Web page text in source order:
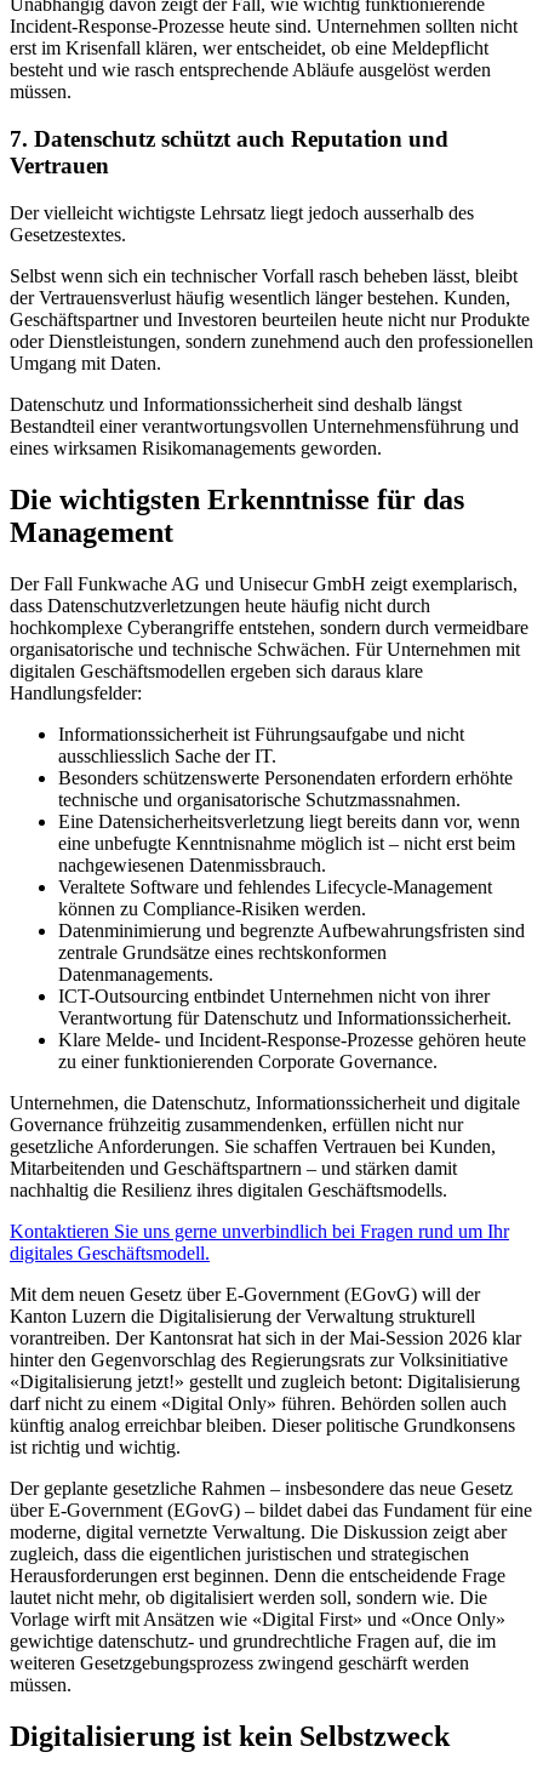
Unabhängig davon zeigt der Fall, wie wichtig funktionierende
Incident-Response-Prozesse heute sind. Unternehmen sollten nicht
erst im Krisenfall klären, wer entscheidet, ob eine Meldepflicht
besteht und wie rasch entsprechende Abläufe ausgelöst werden
müssen.
7. Datenschutz schützt auch Reputation und
Vertrauen
Der vielleicht wichtigste Lehrsatz liegt jedoch ausserhalb des
Gesetzestextes.
Selbst wenn sich ein technischer Vorfall rasch beheben lässt, bleibt
der Vertrauensverlust häufig wesentlich länger bestehen. Kunden,
Geschäftspartner und Investoren beurteilen heute nicht nur Produkte
oder Dienstleistungen, sondern zunehmend auch den professionellen
Umgang mit Daten.
Datenschutz und Informationssicherheit sind deshalb längst
Bestandteil einer verantwortungsvollen Unternehmensführung und
eines wirksamen Risikomanagements geworden.
Die wichtigsten Erkenntnisse für das
Management
Der Fall Funkwache AG und Unisecur GmbH zeigt exemplarisch,
dass Datenschutzverletzungen heute häufig nicht durch
hochkomplexe Cyberangriffe entstehen, sondern durch vermeidbare
organisatorische und technische Schwächen. Für Unternehmen mit
digitalen Geschäftsmodellen ergeben sich daraus klare
Handlungsfelder:
Informationssicherheit ist Führungsaufgabe und nicht
ausschliesslich Sache der IT.
Besonders schützenswerte Personendaten erfordern erhöhte
technische und organisatorische Schutzmassnahmen.
Eine Datensicherheitsverletzung liegt bereits dann vor, wenn
eine unbefugte Kenntnisnahme möglich ist – nicht erst beim
nachgewiesenen Datenmissbrauch.
Veraltete Software und fehlendes Lifecycle-Management
können zu Compliance-Risiken werden.
Datenminimierung und begrenzte Aufbewahrungsfristen sind
zentrale Grundsätze eines rechtskonformen
Datenmanagements.
ICT-Outsourcing entbindet Unternehmen nicht von ihrer
Verantwortung für Datenschutz und Informationssicherheit.
Klare Melde- und Incident-Response-Prozesse gehören heute
zu einer funktionierenden Corporate Governance.
Unternehmen, die Datenschutz, Informationssicherheit und digitale
Governance frühzeitig zusammendenken, erfüllen nicht nur
gesetzliche Anforderungen. Sie schaffen Vertrauen bei Kunden,
Mitarbeitenden und Geschäftspartnern – und stärken damit
nachhaltig die Resilienz ihres digitalen Geschäftsmodells.
Kontaktieren Sie uns gerne unverbindlich bei Fragen rund um Ihr
digitales Geschäftsmodell.
Mit dem neuen Gesetz über E-Government (EGovG) will der
Kanton Luzern die Digitalisierung der Verwaltung strukturell
vorantreiben. Der Kantonsrat hat sich in der Mai-Session 2026 klar
hinter den Gegenvorschlag des Regierungsrats zur Volksinitiative
«Digitalisierung jetzt!» gestellt und zugleich betont: Digitalisierung
darf nicht zu einem «Digital Only» führen. Behörden sollen auch
künftig analog erreichbar bleiben. Dieser politische Grundkonsens
ist richtig und wichtig.
Der geplante gesetzliche Rahmen – insbesondere das neue Gesetz
über E-Government (EGovG) – bildet dabei das Fundament für eine
moderne, digital vernetzte Verwaltung. Die Diskussion zeigt aber
zugleich, dass die eigentlichen juristischen und strategischen
Herausforderungen erst beginnen. Denn die entscheidende Frage
lautet nicht mehr, ob digitalisiert werden soll, sondern wie. Die
Vorlage wirft mit Ansätzen wie «Digital First» und «Once Only»
gewichtige datenschutz- und grundrechtliche Fragen auf, die im
weiteren Gesetzgebungsprozess zwingend geschärft werden
müssen.
Digitalisierung ist kein Selbstzweck